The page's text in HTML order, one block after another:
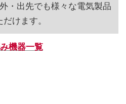
・出先でも様々な電気製品
けます。
機器一覧